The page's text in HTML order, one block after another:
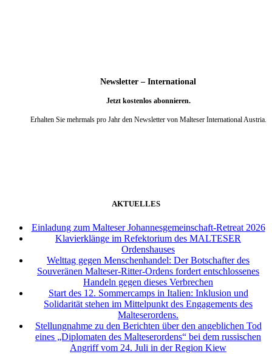
Newsletter – International
Jetzt kostenlos abonnieren.
Erhalten Sie mehrmals pro Jahr den Newsletter von Malteser International Austria.
AKTUELLES
Einladung zum Malteser Johannesgemeinschaft-Retreat 2026
Klavierklänge im Refektorium des MALTESER
Ordenshauses
Welttag gegen Menschenhandel: Der Botschafter des
Souveränen Malteser-Ritter-Ordens fordert entschlossenes
Handeln gegen dieses Verbrechen
Start des 12. Sommercamps in Italien: Inklusion und
Solidarität stehen im Mittelpunkt des Engagements des
Malteserordens.
Stellungnahme zu den Berichten über den angeblichen Tod
eines „Diplomaten des Malteserordens“ bei dem russischen
Angriff vom 24. Juli in der Region Kiew